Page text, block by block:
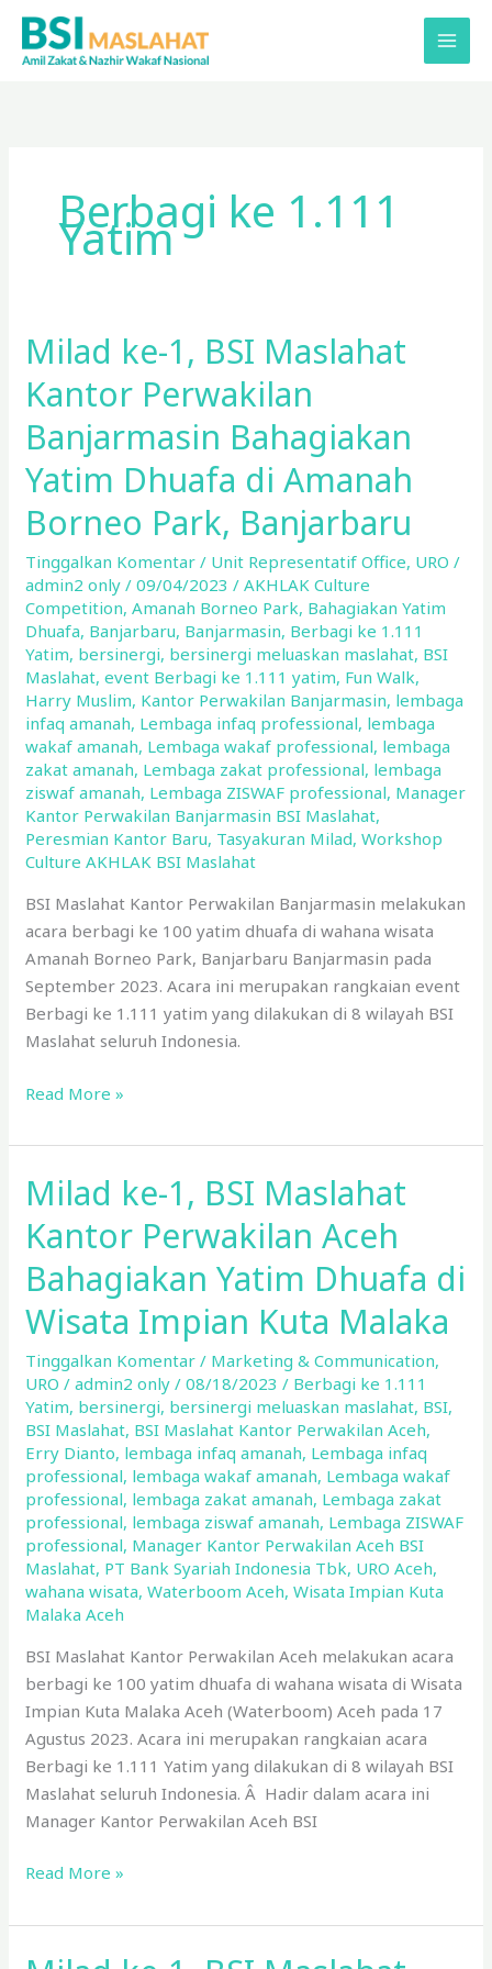
Lewati
konten
Berbagi ke 1.111
Yatim
Milad ke-1, BSI Maslahat
Kantor Perwakilan
Banjarmasin Bahagiakan
Yatim Dhuafa di Amanah
Borneo Park, Banjarbaru
Tinggalkan Komentar / Unit Representatif Office, URO /
admin2 only/09/04/2023/AKHLAK Culture
Competition,Amanah Borneo Park, Bahagiakan Yatim
Dhuafa, Banjarbaru, Banjarmasin, Berbagi ke 1.111
Yatim, bersinergi, bersinergi meluaskan maslahat, BSI
Maslahat,event Berbagi ke 1.111 yatim, Fun Walk,
Harry Muslim, Kantor Perwakilan Banjarmasin, lembaga
infaq amanah, Lembaga infaq professional, lembaga
wakaf amanah, Lembaga wakaf professional, lembaga
zakat amanah, Lembaga zakat professional, lembaga
ziswaf amanah, Lembaga ZISWAF professional, Manager
Kantor Perwakilan Banjarmasin BSI Maslahat,
Peresmian Kantor Baru, Tasyakuran Milad,Workshop
Culture AKHLAK BSI Maslahat
BSI Maslahat Kantor Perwakilan Banjarmasin melakukan
acara berbagi ke 100 yatim dhuafa di wahana wisata
Amanah Borneo Park, Banjarbaru Banjarmasin pada
September 2023. Acara ini merupakan rangkaian event
Berbagi ke 1.111 yatim yang dilakukan di 8 wilayah BSI
Maslahat seluruh Indonesia.
Milad
ke-
1,
BSI
Maslahat
Kantor
Perwakilan
Banjarmasin
Bahagiakan
Yatim
Dhuafa
di
Amanah
Borneo
Park,
Banjarbaru
Read More »
Milad ke-1, BSI Maslahat
Kantor Perwakilan Aceh
Bahagiakan Yatim Dhuafa di
Wisata Impian Kuta Malaka
Tinggalkan Komentar / Marketing & Communication,
URO /admin2 only/08/18/2023/ Berbagi ke 1.111
Yatim, bersinergi, bersinergi meluaskan maslahat, BSI,
BSI Maslahat, BSI Maslahat Kantor Perwakilan Aceh,
Erry Dianto, lembaga infaq amanah, Lembaga infaq
professional, lembaga wakaf amanah, Lembaga wakaf
professional, lembaga zakat amanah, Lembaga zakat
professional, lembaga ziswaf amanah, Lembaga ZISWAF
professional, Manager Kantor Perwakilan Aceh BSI
Maslahat, PT Bank Syariah Indonesia Tbk, URO Aceh,
wahana wisata,Waterboom Aceh,Wisata Impian Kuta
Malaka Aceh
BSI Maslahat Kantor Perwakilan Aceh melakukan acara
berbagi ke 100 yatim dhuafa di wahana wisata di Wisata
Impian Kuta Malaka Aceh (Waterboom) Aceh pada 17
Agustus 2023. Acara ini merupakan rangkaian acara
Berbagi ke 1.111 Yatim yang dilakukan di 8 wilayah BSI
Maslahat seluruh Indonesia. Â Hadir dalam acara ini
Manager Kantor Perwakilan Aceh BSI
Milad
ke-
1,
BSI
Maslahat
Kantor
Aceh
Bahagiakan
Yatim
Dhuafa
di
Wisata
Impian
Kuta
Malaka
Read More »
Milad